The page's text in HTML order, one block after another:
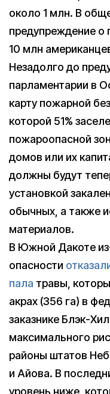
около 1 млн. В
предупреждение о
10 млн
Незадолго до
парламентарии в
карту пожарной
которой 51%
пожароопасной
домов или их
должны будут
установкой
обычных, а также
материалов.
В Южной Дакоте
опасности
пала травы,
акрах (356 га) в
заказнике Блэк-
максимального
районы штатов
и Айова. В